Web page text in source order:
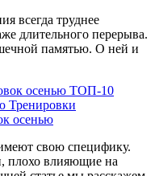
всегда труднее
длительного перерыва.
памятью. О ней и
ТОП-10
Тренировки
осенью
свою специфику.
плохо влияющие на